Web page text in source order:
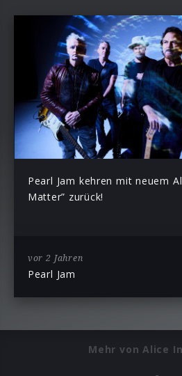
Pearl Jam kehren mit neuem
Matter” zurück!
vor 2 Jahren
Pearl Jam
Mehr von Alice